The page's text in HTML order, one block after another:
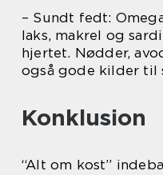
– Sundt fedt:
laks, makrel og
hjertet. Nødder,
også gode kilder til
Konklusion
“Alt om kost”